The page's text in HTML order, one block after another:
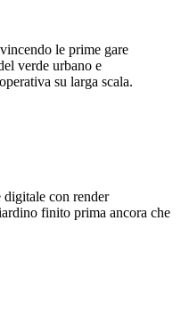
le prime gare
verde urbano e
su larga scala.
con render
finito prima ancora che